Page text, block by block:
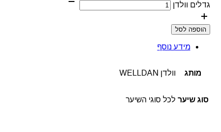
גדלים וולדן
הוספה לסל
מידע נוסף
מותג וולדן WELLDAN
סוג שיער לכל סוגי השיער